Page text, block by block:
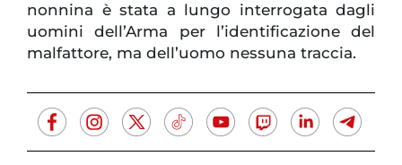
nonnina è stata a lungo interrogata dagli
uomini dell’Arma per l’identificazione del
malfattore, ma dell’uomo nessuna traccia.